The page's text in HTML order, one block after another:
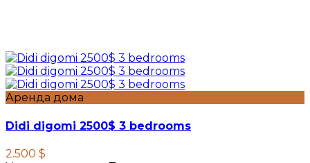
Аренда дома
Didi digomi 2500$ 3 bedrooms
2.500 $